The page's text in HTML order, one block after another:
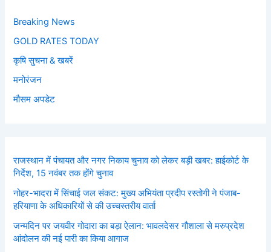
Breaking News
GOLD RATES TODAY
कृषि सुचना & खबरें
मनोरंजन
मौसम अपडेट
राजस्थान में पंचायत और नगर निकाय चुनाव को लेकर बड़ी खबर: हाईकोर्ट के
निर्देश, 15 नवंबर तक होंगे चुनाव
नोहर-भादरा में सिंचाई जल संकट: मुख्य अभियंता प्रदीप रस्तोगी ने पंजाब-
हरियाणा के अधिकारियों से की उच्चस्तरीय वार्ता
जन्मदिन पर जयवीर गोदारा का बड़ा ऐलान: भावलदेसर गौशाला से मरुप्रदेश
आंदोलन की नई पारी का किया आगाज